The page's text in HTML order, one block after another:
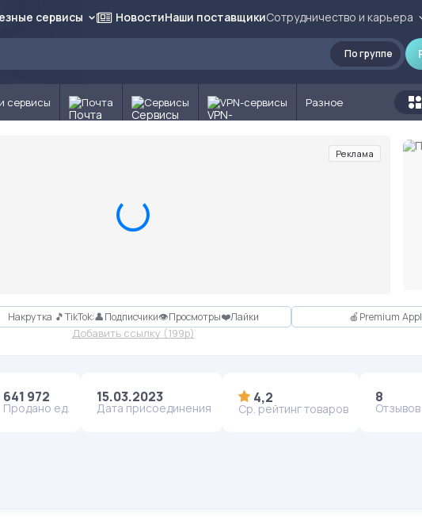
сервисы НовостиНаши поставщикиСотрудничество и карьера
По группе
сервисы Почта Сервисы VPN-сервисы Разное
Реклама
Накрутка 🎵TikTok:👤Подписчики👁Просмотры❤️Лайки 🍎Premium
Добавить ссылку (199p)
641 972
Продано ед.
15.03.2023
Дата присоединения
4,2
Ср. рейтинг товаров
8